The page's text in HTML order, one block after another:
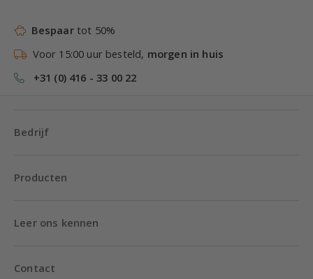
Bespaartot 50%
Voor 15:00 uur besteld, morgen in huis
+31 (0) 416 - 33 00 22
Bedrijf
Producten
Leer ons kennen
Contact